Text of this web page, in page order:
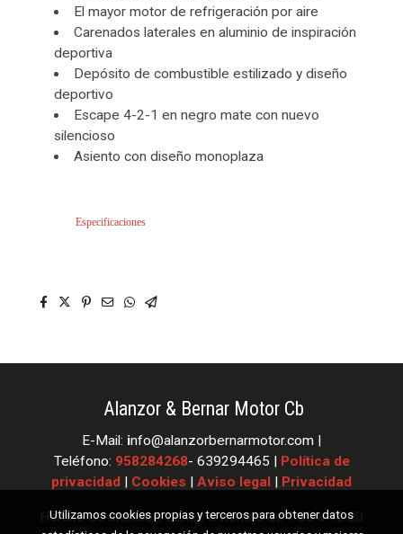
El mayor motor de refrigeración por aire
Carenados laterales en aluminio de inspiración
deportiva
Depósito de combustible estilizado y diseño
deportivo
Escape 4-2-1 en negro mate con nuevo
silencioso
Asiento con diseño monoplaza
Especificaciones
Alanzor & Bernar Motor Cb
E-Mail: info@alanzorbernarmotor.com |
Teléfono: 958284268- 639294465 | Política de
privacidad | Cookies | Aviso legal | Privacidad
Horario de atención: Lunes a viernes de 7:30 a 15:00
Utilizamos cookies propias y terceros para obtener datos